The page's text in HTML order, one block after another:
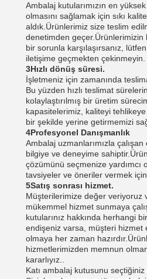
Ambalaj kutularımızın en
olmasını sağlamak için sıkı
aldık.Ürünlerimiz size teslim
denetimden geçer.Ürünlerimizin
bir sorunla karşılaşırsanız,
iletişime geçmekten çekinmeyin.
3Hızlı dönüş süresi.
İşletmeniz için zamanında
Bu yüzden hızlı teslimat
kolaylaştırılmış bir üretim
kapasitelerimiz, kaliteyi
bir şekilde yerine getirmemizi
4Profesyonel Danışmanlık
Ambalaj uzmanlarımızla
bilgiye ve deneyime
çözümünü seçmenize yardımcı
tavsiyeler ve öneriler vermek için
5Satış sonrası hizmet.
Müşterilerimize değer veriyoruz
mükemmel hizmet sunmaya
kutularınız hakkında herhangi
endişeniz varsa, müşteri hizmet
olmaya her zaman
hizmetlerimizden memnun
kararlıyız..
Katı ambalaj kutusunu